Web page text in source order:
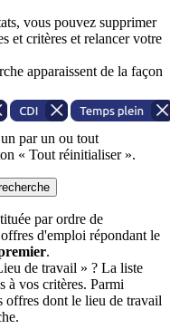
vous pouvez supprimer
et critères et relancer votre
apparaissent de la façon
par un ou tout
« Tout réinitialiser ».
par ordre de
d'emploi répondant le
.
de travail » ? La liste
à vos critères. Parmi
offres dont le lieu de travail